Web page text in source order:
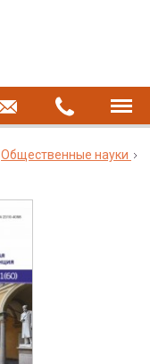
Общественные науки